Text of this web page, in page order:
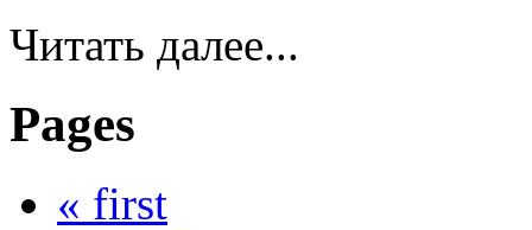
Читать далее...
Pages
« first